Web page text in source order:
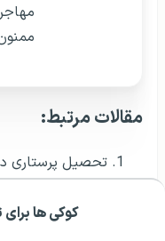
کوکی ها
مشــاوره اولیه رایگان: ۰۲۱ ۴۳۰۰۰ ۰۲۱
مقالات مرتبط:
تحصیل پرستاری